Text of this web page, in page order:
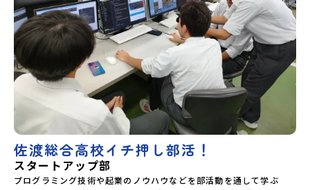
佐渡総合高校イチ押し部活！
スタートアップ部
プログラミング技術や起業のノウハウなどを部活動を通して学ぶ